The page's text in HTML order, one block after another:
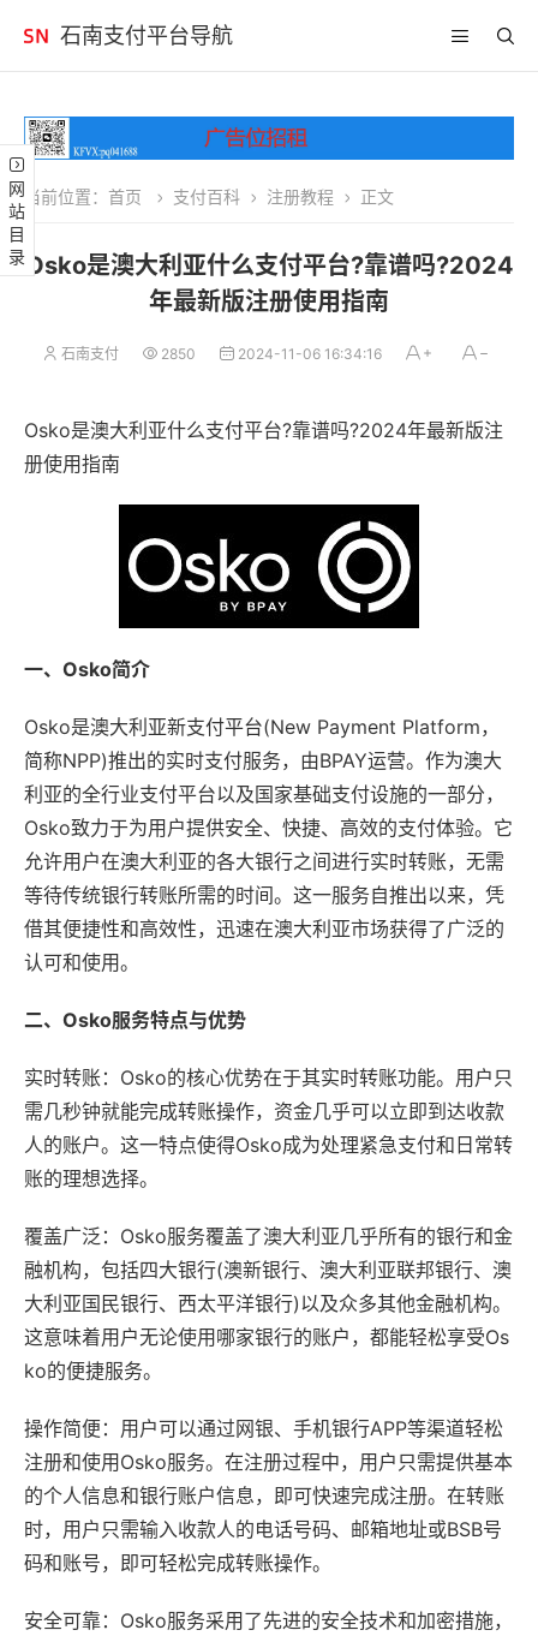
石南支付平台导航
网站目录 当前位置： 首页 支付百科 注册教程 正文
Osko是澳大利亚什么支付平台?靠谱吗?2024
年最新版注册使用指南
石南支付 2850 2024-11-06 16:34:16
Osko是澳大利亚什么支付平台?靠谱吗?2024年最新版注
册使用指南
一、Osko简介
Osko是澳大利亚新支付平台(New Payment Platform，
简称NPP)推出的实时支付服务，由BPAY运营。作为澳大
利亚的全行业支付平台以及国家基础支付设施的一部分，
Osko致力于为用户提供安全、快捷、高效的支付体验。它
允许用户在澳大利亚的各大银行之间进行实时转账，无需
等待传统银行转账所需的时间。这一服务自推出以来，凭
借其便捷性和高效性，迅速在澳大利亚市场获得了广泛的
认可和使用。
二、Osko服务特点与优势
实时转账：Osko的核心优势在于其实时转账功能。用户只
需几秒钟就能完成转账操作，资金几乎可以立即到达收款
人的账户。这一特点使得Osko成为处理紧急支付和日常转
账的理想选择。
覆盖广泛：Osko服务覆盖了澳大利亚几乎所有的银行和金
融机构，包括四大银行(澳新银行、澳大利亚联邦银行、澳
大利亚国民银行、西太平洋银行)以及众多其他金融机构。
这意味着用户无论使用哪家银行的账户，都能轻松享受Os
ko的便捷服务。
操作简便：用户可以通过网银、手机银行APP等渠道轻松
注册和使用Osko服务。在注册过程中，用户只需提供基本
的个人信息和银行账户信息，即可快速完成注册。在转账
时，用户只需输入收款人的电话号码、邮箱地址或BSB号
码和账号，即可轻松完成转账操作。
安全可靠：Osko服务采用了先进的安全技术和加密措施，